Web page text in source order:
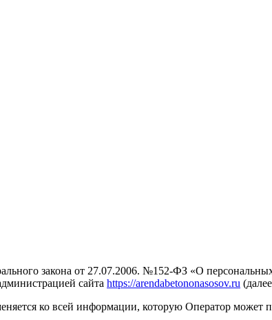
закона от 27.07.2006. №152-ФЗ «О
сайта https://arendabetononasosov.ru
ко всей информации, которую Оператор может